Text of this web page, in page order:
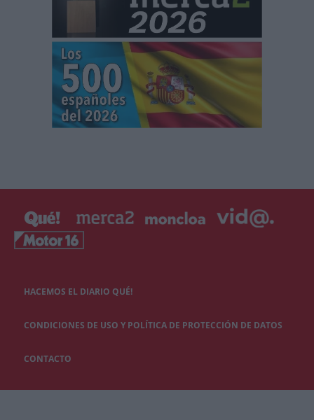
HACEMOS EL DIARIO QUÉ!
CONDICIONES DE USO Y POLÍTICA DE PROTECCIÓN DE DATOS
CONTACTO